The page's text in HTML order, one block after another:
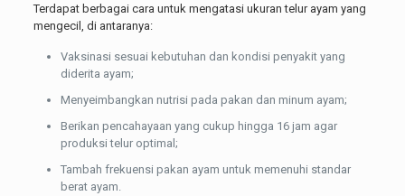
Terdapat berbagai cara untuk mengatasi ukuran telur ayam yang
mengecil, di antaranya:
Vaksinasi sesuai kebutuhan dan kondisi penyakit yang
diderita ayam;
Menyeimbangkan nutrisi pada pakan dan minum ayam;
Berikan pencahayaan yang cukup hingga 16 jam agar
produksi telur optimal;
Tambah frekuensi pakan ayam untuk memenuhi standar
berat ayam.